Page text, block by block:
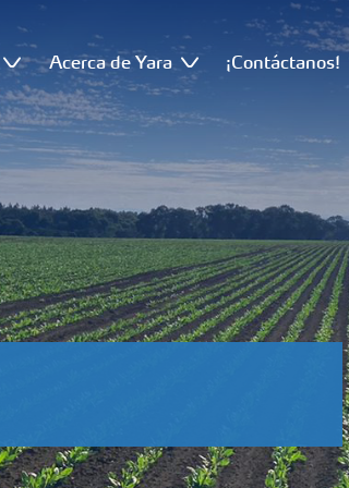
Acerca de Yara ¡Contáctanos!